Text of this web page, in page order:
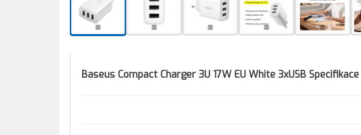
Baseus Compact Charger 3U 17W EU White 3xUSB Specifikace